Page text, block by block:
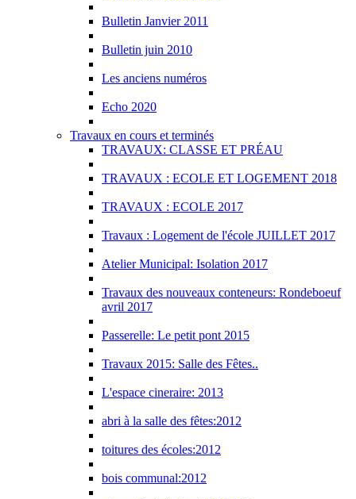
Bulletin Janvier 2011
Bulletin juin 2010
Les anciens numéros
Echo 2020
Travaux en cours et terminés
TRAVAUX: CLASSE ET PRÉAU
TRAVAUX : ECOLE ET LOGEMENT 2018
TRAVAUX : ECOLE 2017
Travaux : Logement de l'école JUILLET 2017
Atelier Municipal: Isolation 2017
Travaux des nouveaux conteneurs: Rondeboeuf
avril 2017
Passerelle: Le petit pont 2015
Travaux 2015: Salle des Fêtes..
L'espace cineraire: 2013
abri à la salle des fêtes:2012
toitures des écoles:2012
bois communal:2012